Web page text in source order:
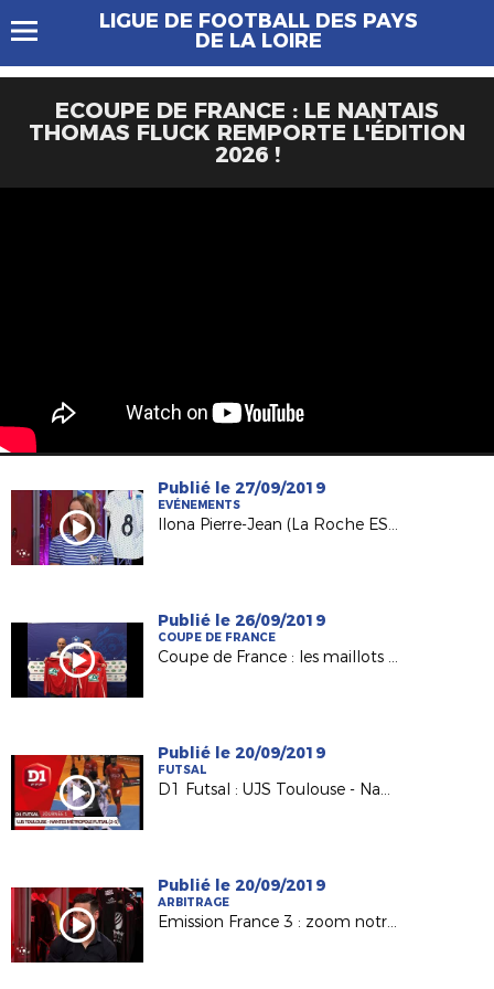
LIGUE DE FOOTBALL DES PAYS
DE LA LOIRE
ECOUPE DE FRANCE : LE NANTAIS
THOMAS FLUCK REMPORTE L'ÉDITION
2026 !
Publié le 27/09/2019
EVÉNEMENTS
Ilona Pierre-Jean (La Roche ESOF) invitée d'USBFoot sur France 3
Publié le 26/09/2019
COUPE DE FRANCE
Coupe de France : les maillots et le 4e tour pour nos Petits Poucets !
Publié le 20/09/2019
FUTSAL
D1 Futsal : UJS Toulouse - Nantes Métropole Futsal (2-5)
Publié le 20/09/2019
ARBITRAGE
Emission France 3 : zoom notre jeune arbitre Annabelle (FC Bouaine Rocheservière)